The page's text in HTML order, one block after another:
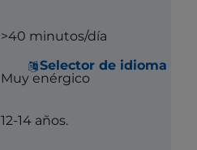
Selector de idioma
>40 minutos/día
Muy enérgico
12-14 años.